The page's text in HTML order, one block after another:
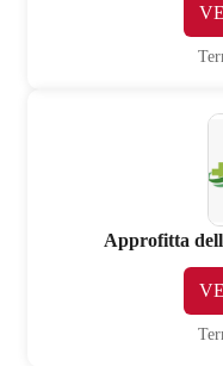
Approfitta